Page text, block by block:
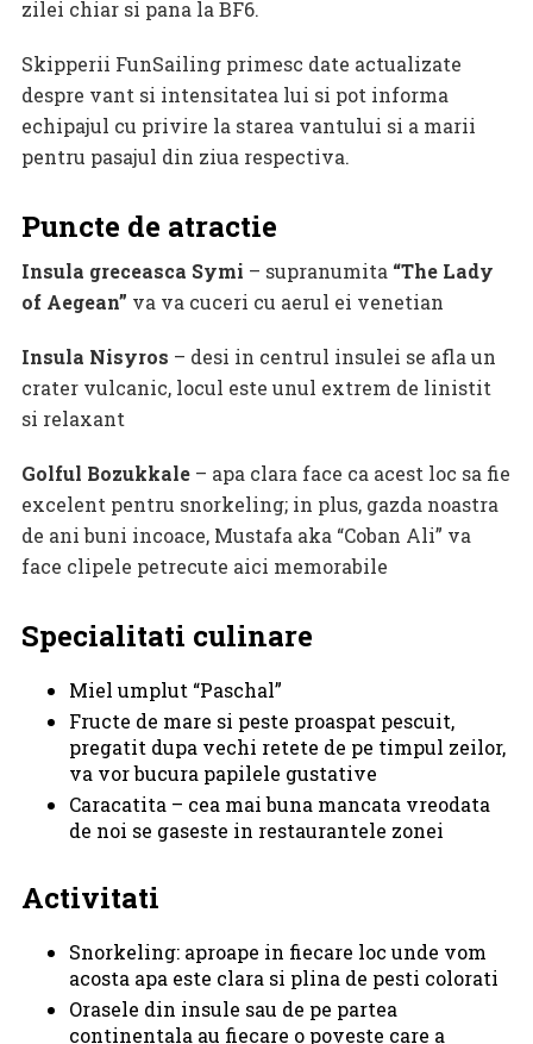
zilei chiar si pana la BF6.
Skipperii FunSailing primesc date actualizate
despre vant si intensitatea lui si pot informa
echipajul cu privire la starea vantului si a marii
pentru pasajul din ziua respectiva.
Puncte de atractie
Insula greceasca Symi – supranumita “The Lady
of Aegean” va va cuceri cu aerul ei venetian
Insula Nisyros – desi in centrul insulei se afla un
crater vulcanic, locul este unul extrem de linistit
si relaxant
Golful Bozukkale– apa clara face ca acest loc sa fie
excelent pentru snorkeling; in plus, gazda noastra
de ani buni incoace, Mustafa aka “Coban Ali” va
face clipele petrecute aici memorabile
Specialitati culinare
Miel umplut “Paschal”
Fructe de mare si peste proaspat pescuit,
pregatit dupa vechi retete de pe timpul zeilor,
va vor bucura papilele gustative
Caracatita – cea mai buna mancata vreodata
de noi se gaseste in restaurantele zonei
Activitati
Snorkeling: aproape in fiecare loc unde vom
acosta apa este clara si plina de pesti colorati
Orasele din insule sau de pe partea
continentala au fiecare o poveste care a